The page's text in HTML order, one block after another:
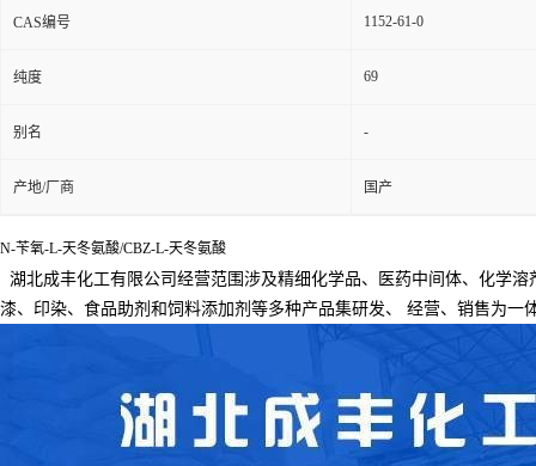
CAS编号 1152-61-0
纯度 69
别名 -
产地/厂商 国产
N-苄氧-L-天冬氨酸/CBZ-L-天冬氨酸
湖北成丰化工有限公司经营范围涉及精细化学品、医药中间体、化学
漆、印染、食品助剂和饲料添加剂等多种产品集研发、
经营、销售为一